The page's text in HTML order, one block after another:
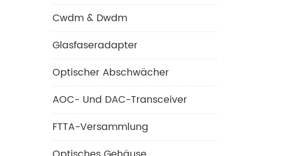
Cwdm & Dwdm
Glasfaseradapter
Optischer Abschwächer
AOC- Und DAC-Transceiver
FTTA-Versammlung